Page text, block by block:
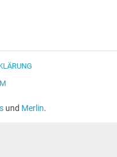
und Merlin.